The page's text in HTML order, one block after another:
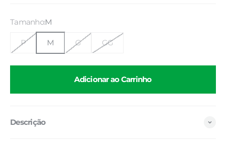
Tamanho:M
P M G GG
Adicionar ao Carrinho
Descrição